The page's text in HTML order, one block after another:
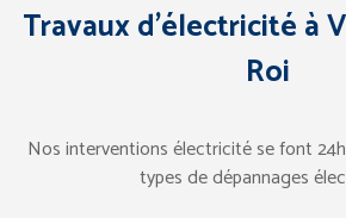
Travaux d’électricité à
Roi
Nos interventions électricité se font
types de dépannages